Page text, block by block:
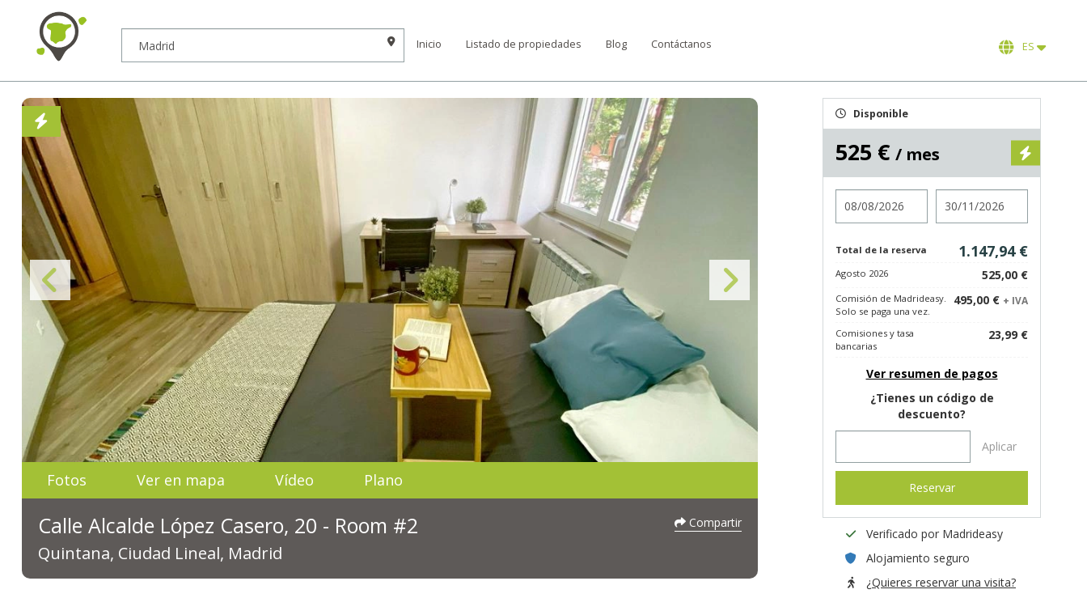
Inicio Listado de propiedades Blog Contáctanos ES
Fotos Ver en mapa Vídeo Plano
Calle Alcalde López Casero, 20 - Room #2
Quintana, Ciudad Lineal, Madrid
Compartir
Disponible
525 € / mes
Total de la reserva 1.147,94 €
Agosto 2026 525,00 €
Comisión de Madrideasy.
Solo se paga una vez.
495,00 € + IVA
Comisiones y tasa
bancarias
23,99 €
Ver resumen de pagos
¿Tienes un código de
descuento?
Aplicar
Reservar
Verificado por Madrideasy
Alojamiento seguro
¿Quieres reservar una visita?